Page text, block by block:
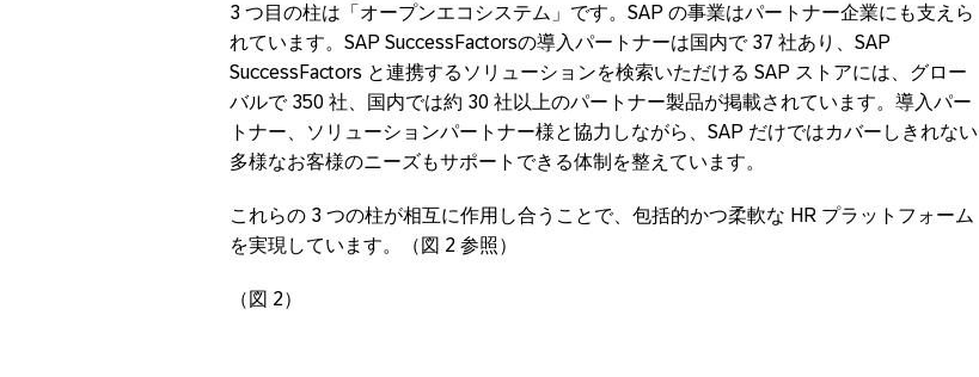
3 つ目の柱は「オープンエコシステム」です。SAP の事業はパートナー企業にも支えら
れています。SAP SuccessFactorsの導入パートナーは国内で 37 社あり、SAP
SuccessFactors と連携するソリューションを検索いただける SAP ストアには、グロー
バルで 350 社、国内では約 30 社以上のパートナー製品が掲載されています。導入パー
トナー、ソリューションパートナー様と協力しながら、SAP だけではカバーしきれない
多様なお客様のニーズもサポートできる体制を整えています。
これらの 3 つの柱が相互に作用し合うことで、包括的かつ柔軟な HR プラットフォーム
を実現しています。（図 2 参照）
（図 2）